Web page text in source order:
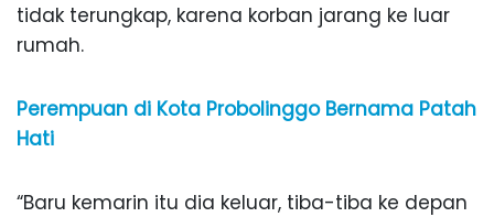
tidak terungkap, karena korban jarang ke luar
rumah.
Perempuan di Kota Probolinggo Bernama Patah
Hati
“Baru kemarin itu dia keluar, tiba-tiba ke depan